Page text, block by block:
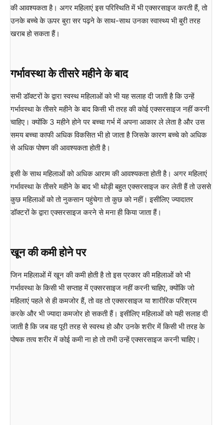
की आवश्यकता है। अगर महिलाएं इस परिस्थिति में भी एक्सरसाइज करती हैं, तो
उनके बच्चे के ऊपर बुरा सर पढ़ने के साथ-साथ उनका स्वास्थ्य भी बुरी तरह
खराब हो सकता हैं।
गर्भावस्था के तीसरे महीने के बाद
सभी डॉक्टरों के द्वारा स्वस्थ महिलाओं को भी यह सलाह दी जाती है कि उन्हें
गर्भावस्था के तीसरे महीने के बाद किसी भी तरह की कोई एक्सरसाइज नहीं करनी
चाहिए। क्योंकि 3 महीने होने पर बच्चा गर्भ में अपना आकार ले लेता है और उस
समय बच्चा काफी अधिक विकसित भी हो जाता है जिसके कारण बच्चे को अधिक
से अधिक पोषण की आवश्यकता होती है।
इसी के साथ महिलाओं को अधिक आराम की आवश्यकता होती है। अगर महिलाएं
गर्भावस्था के तीसरे महीने के बाद भी थोड़ी बहुत एक्सरसाइज कर लेती हैं तो उससे
कुछ महिलाओं को तो नुकसान पहुंचेगा तो कुछ को नहीं। इसीलिए ज्यादातर
डॉक्टरों के द्वारा एक्सरसाइज करने से मना ही किया जाता हैं।
खून की कमी होने पर
जिन महिलाओं में खून की कमी होती है तो इस प्रकार की महिलाओं को भी
गर्भावस्था के किसी भी सप्ताह में एक्सरसाइज नहीं करनी चाहिए, क्योंकि जो
महिलाएं पहले से ही कमजोर हैं, तो वह तो एक्सरसाइज या शारीरिक परिश्रम
करके और भी ज्यादा कमजोर हो सकती हैं। इसीलिए महिलाओं को यही सलाह दी
जाती है कि जब वह पूरी तरह से स्वस्थ हो और उनके शरीर में किसी भी तरह के
पोषक तत्व शरीर में कोई कमी ना हो तो तभी उन्हें एक्सरसाइज करनी चाहिए।